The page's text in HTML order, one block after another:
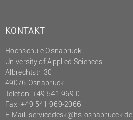
KONTAKT
Hochschule Osnabrück
University of Applied Sciences
Albrechtstr. 30
49076 Osnabrück
Telefon: +49 541 969-0
Fax: +49 541 969-2066
E-Mail: servicedesk@hs-osnabrueck.de